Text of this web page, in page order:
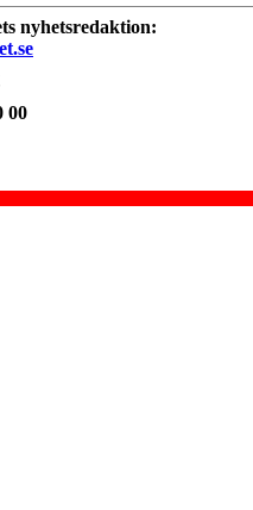
nyhetsredaktion:
00